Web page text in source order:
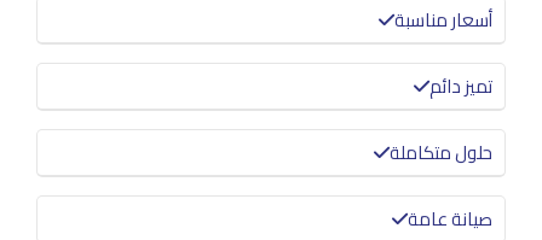
أسعار مناسبة
تميز دائم
حلول متكاملة
صيانة عامة